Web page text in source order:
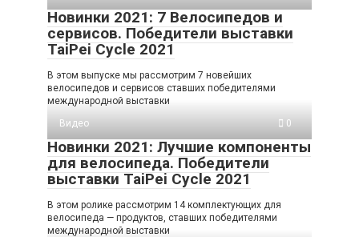
Новинки 2021: 7 Велосипедов и
сервисов. Победители выставки
TaiPei Cycle 2021
В этом выпуске мы рассмотрим 7 новейших
велосипедов и сервисов ставших победителями
международной выставки
Видео
0
Новинки 2021: Лучшие компоненты
для велосипеда. Победители
выставки TaiPei Cycle 2021
В этом ролике рассмотрим 14 комплектующих для
велосипеда — продуктов, ставших победителями
международной выставки